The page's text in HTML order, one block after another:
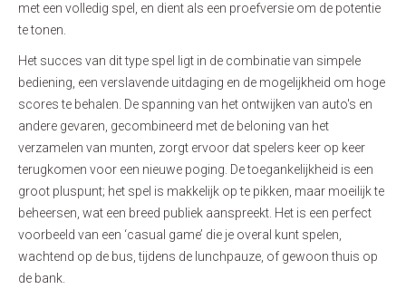
met een volledig spel, en dient als een proefversie om de potentie
te tonen.
Het succes van dit type spel ligt in de combinatie van simpele
bediening, een verslavende uitdaging en de mogelijkheid om hoge
scores te behalen. De spanning van het ontwijken van auto's en
andere gevaren, gecombineerd met de beloning van het
verzamelen van munten, zorgt ervoor dat spelers keer op keer
terugkomen voor een nieuwe poging. De toegankelijkheid is een
groot pluspunt; het spel is makkelijk op te pikken, maar moeilijk te
beheersen, wat een breed publiek aanspreekt. Het is een perfect
voorbeeld van een ‘casual game’ die je overal kunt spelen,
wachtend op de bus, tijdens de lunchpauze, of gewoon thuis op
de bank.